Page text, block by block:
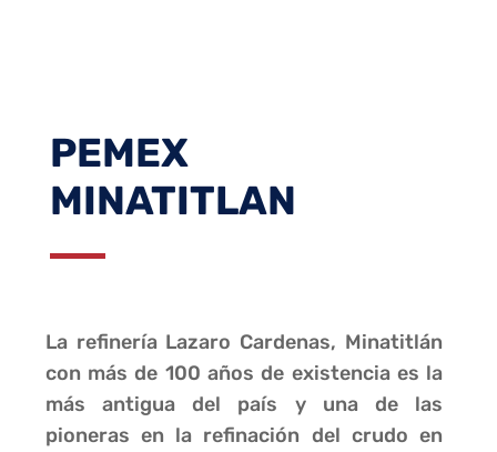
PEMEX
MINATITLAN
La refinería Lazaro Cardenas, Minatitlán
con más de 100 años de existencia es la
más antigua del país y una de las
pioneras en la refinación del crudo en